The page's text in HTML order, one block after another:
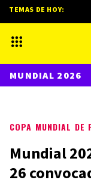
COPA MUNDIAL DE
Mundial
26
TEMAS DE HOY:
MUNDIAL 2026